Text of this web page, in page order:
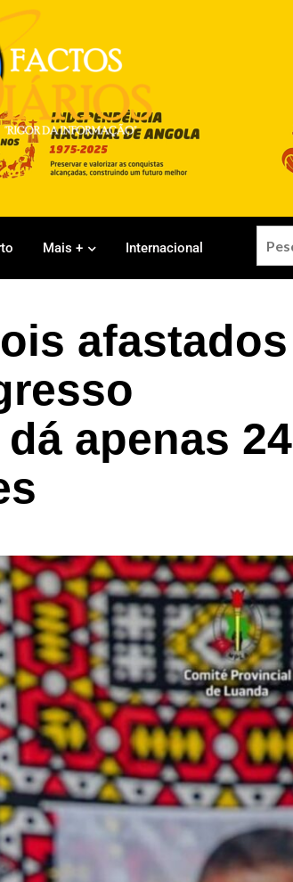
Mais + Internacional
afastados
apenas 24